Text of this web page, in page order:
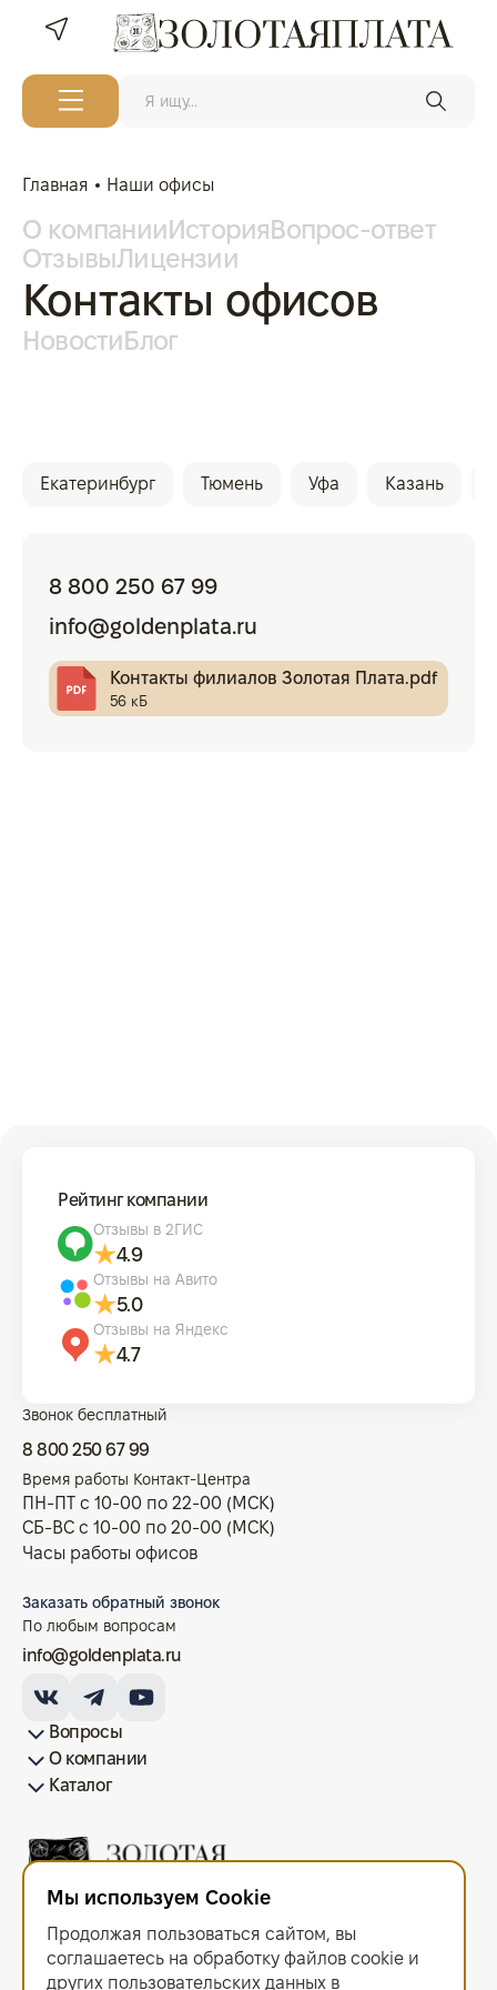
Главная Наши офисы
О компанииИсторияВопрос-ответ
ОтзывыЛицензии
Контакты офисов
НовостиБлог
Екатеринбург Тюмень Уфа Казань
8 800 250 67 99
info@goldenplata.ru
Контакты филиалов Золотая Плата.pdf
56 кБ
Рейтинг компании
Отзывы в 2ГИС
4.9
Отзывы на Авито
5.0
Отзывы на Яндекс
4.7
Вопросы
Как купить/продать
Условия оплаты
Условия доставки
Гарантия на товар
Возврат монет
Карта сайта
О компании
Франшиза
История
Вопрос-ответ
Отзывы
Лицензии и документы
Контакты офисов
Новости
БлогКаталог
Звонок бесплатный
8 800 250 67 99
Время работы Контакт-Центра
ПН-ПТ с 10-00 по 22-00 (МСК)
СБ-ВС с 10-00 по 20-00 (МСК)
Часы работы офисов
Заказать обратный звонок
По любым вопросам
info@goldenplata.ru
ИНН 6679143916 ОГРН 1216600044297
Политика в отношении обработки персональных данных
Согласие на обработку персональных данных
Мы используем Cookie
Продолжая пользоваться сайтом, вы
соглашаетесь на обработку файлов сооkiе и
других пользовательских данных в